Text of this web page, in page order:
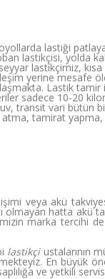
lastiği
lastikçisi, yolda
lastikçimiz, kısa
yerine mesafe
Lastik
sadece 10-20
transit vari bütün
tamirat
veya akü
olmayan hatta akü
marka tercihi
lastikçi ustalarının
En büyük
ve yetkili